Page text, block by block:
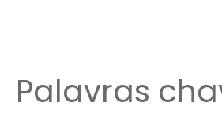
Palavras